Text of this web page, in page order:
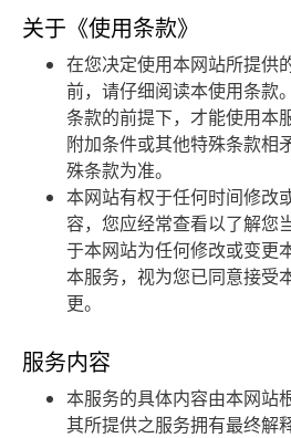
关于《使用条款》
在您决定使用本网站所提供
前，请仔细阅读本使用条款
条款的前提下，才能使用本
附加条件或其他特殊条款相
殊条款为准。
本网站有权于任何时间修改
容，您应经常查看以了解您
于本网站为任何修改或变更
本服务，视为您已同意接受
更。
服务内容
本服务的具体内容由本网站
其所提供之服务拥有最终解
CDMO
产品介绍
企业永续
最新消息
联络我们
繁體中文 English 简体中文